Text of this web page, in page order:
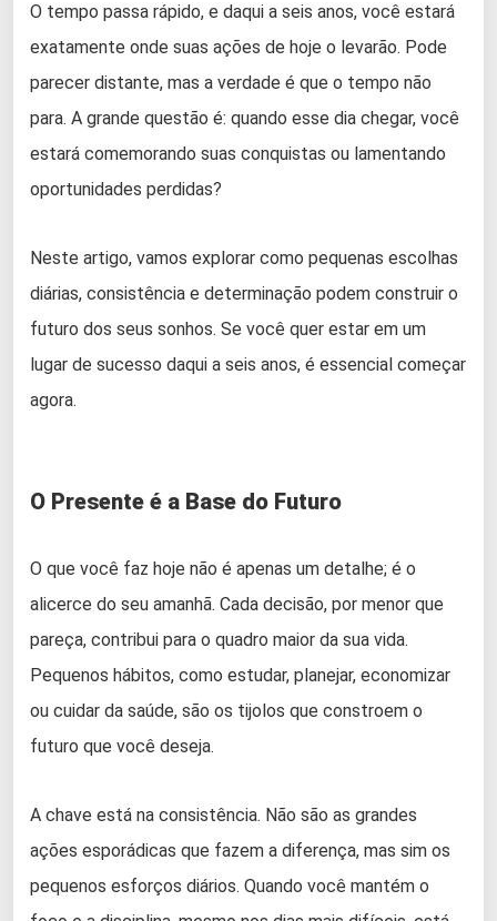
O tempo passa rápido, e daqui a seis anos, você estará
exatamente onde suas ações de hoje o levarão. Pode
parecer distante, mas a verdade é que o tempo não
para. A grande questão é: quando esse dia chegar, você
estará comemorando suas conquistas ou lamentando
oportunidades perdidas?
Neste artigo, vamos explorar como pequenas escolhas
diárias, consistência e determinação podem construir o
futuro dos seus sonhos. Se você quer estar em um
lugar de sucesso daqui a seis anos, é essencial começar
agora.
O Presente é a Base do Futuro
O que você faz hoje não é apenas um detalhe; é o
alicerce do seu amanhã. Cada decisão, por menor que
pareça, contribui para o quadro maior da sua vida.
Pequenos hábitos, como estudar, planejar, economizar
ou cuidar da saúde, são os tijolos que constroem o
futuro que você deseja.
A chave está na consistência. Não são as grandes
ações esporádicas que fazem a diferença, mas sim os
pequenos esforços diários. Quando você mantém o